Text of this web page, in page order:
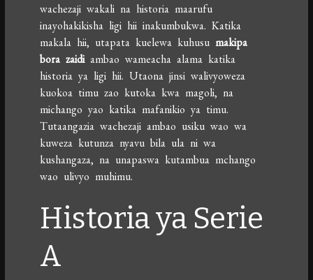
wachezaji wakali na historia maarufu
inayohakikisha ligi hii inakumbukwa. Katika
makala hii, utapata kuelewa kuhusumakipa
bora zaidiambao wameacha alama katika
historia ya ligi hii. Utaona jinsi walivyoweza
kuokoa timu zao kutoka kwa magoli, na
michango yao katika mafanikio ya timu.
Tutaangazia wachezaji ambao usiku wao wa
kuweza kutunza nyavu bila ula ni wa
kushangaza, na unapaswa kutambua mchango
wao ulivyo muhimu.
Historia ya Serie
A